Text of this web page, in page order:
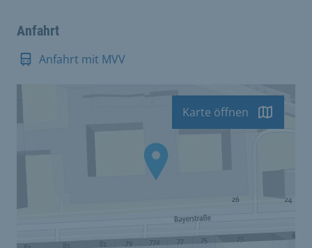
Anfahrt
Anfahrt mit MVV
Karte öffnen